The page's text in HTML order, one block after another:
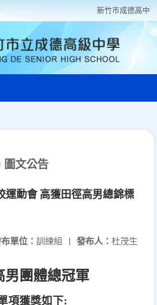
新竹巿成德高中
圖文公告
運動會 高獲田徑高男總錦標
發布人： 杜茂生
單位： 訓練組 |
男團體總冠軍
項獲獎如下: